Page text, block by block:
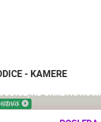
- KAMERE
UŽIVO
HD OKRETNA